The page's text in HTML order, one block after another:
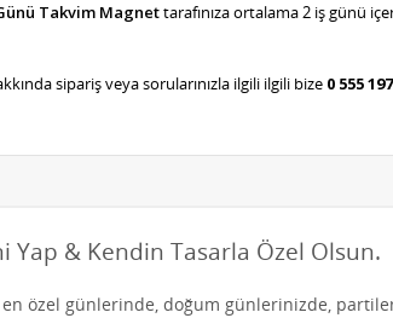
Takvim Magnettarafınıza ortalama 2 iş günü
sipariş veya sorularınızla ilgili ilgili bize 0 555
Yap & Kendin Tasarla Özel Olsun.
özel günlerinde, doğum günlerinizde,